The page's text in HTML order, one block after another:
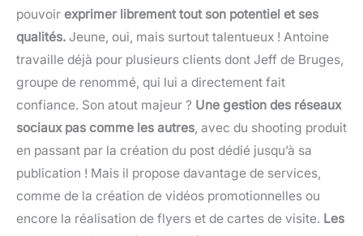
pouvoir exprimer librement tout son potentiel et ses
qualités. Jeune, oui, mais surtout talentueux ! Antoine
travaille déjà pour plusieurs clients dont Jeff de Bruges,
groupe de renommé, qui lui a directement fait
confiance. Son atout majeur ? Une gestion des réseaux
sociaux pas comme les autres, avec du shooting produit
en passant par la création du post dédié jusqu’à sa
publication ! Mais il propose davantage de services,
comme de la création de vidéos promotionnelles ou
encore la réalisation de flyers et de cartes de visite. Les